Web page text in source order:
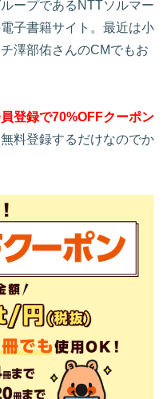
ープであるNTTソルマー
子書籍サイト。最近は小
澤部佑さんのCMでもお
登録で70%OFFクーポン
料登録するだけなのでか